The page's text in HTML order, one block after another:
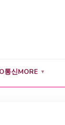
통신MORE ▼